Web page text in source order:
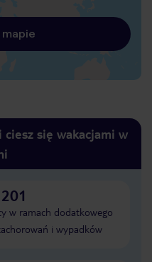
mapie
się wakacjami w
w ramach dodatkowego
i wypadków